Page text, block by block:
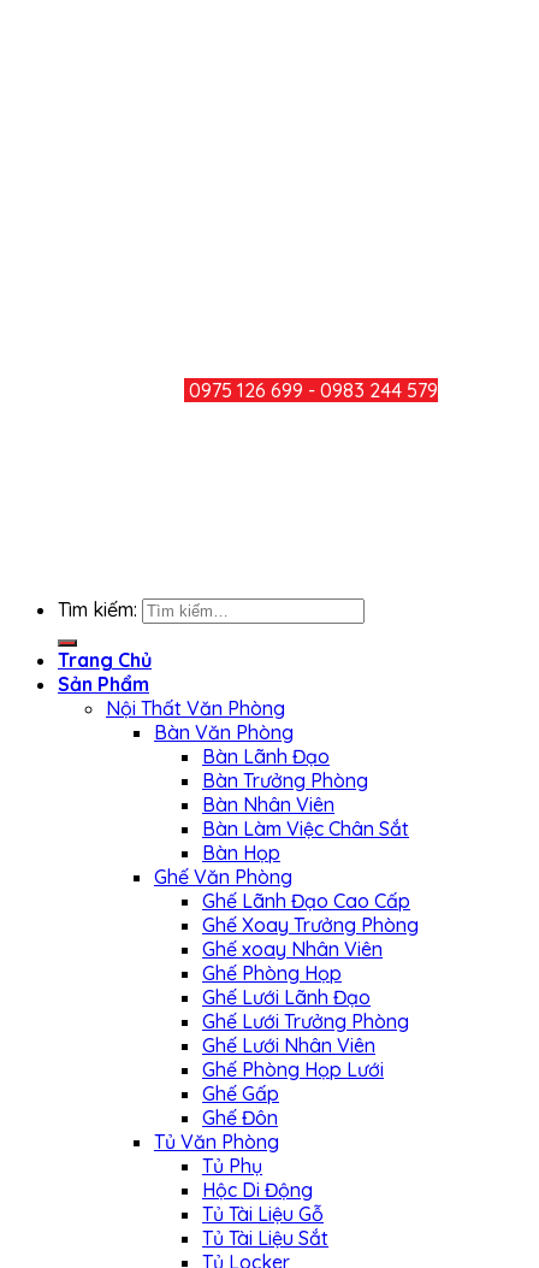
0975 126 699 - 0983 244 579
Tìm kiếm:
Trang Chủ
Sản Phẩm
Nội Thất Văn Phòng
Bàn Văn Phòng
Bàn Lãnh Đạo
Bàn Trưởng Phòng
Bàn Nhân Viên
Bàn Làm Việc Chân Sắt
Bàn Họp
Ghế Văn Phòng
Ghế Lãnh Đạo Cao Cấp
Ghế Xoay Trưởng Phòng
Ghế xoay Nhân Viên
Ghế Phòng Họp
Ghế Lưới Lãnh Đạo
Ghế Lưới Trưởng Phòng
Ghế Lưới Nhân Viên
Ghế Phòng Họp Lưới
Ghế Gấp
Ghế Đôn
Tủ Văn Phòng
Tủ Phụ
Hộc Di Động
Tủ Tài Liệu Gỗ
Tủ Tài Liệu Sắt
Tủ Locker